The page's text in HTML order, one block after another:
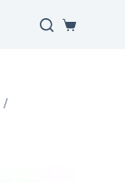
Panier
/